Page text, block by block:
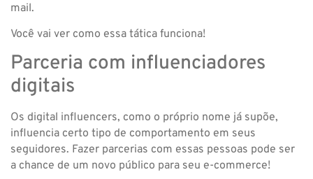
mail.
Você vai ver como essa tática funciona!
Parceria com influenciadores
digitais
Os digital influencers, como o próprio nome já supõe,
influencia certo tipo de comportamento em seus
seguidores. Fazer parcerias com essas pessoas pode ser
a chance de um novo público para seu e-commerce!